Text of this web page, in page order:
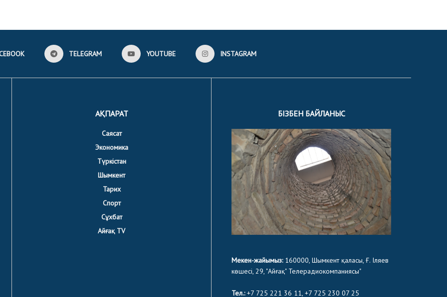
TELEGRAM YOUTUBE INSTAGRAM
АҚПАРАТ
Саясат
Экономика
Түркістан
Шымкент
Тарих
Спорт
Сұхбат
Айғақ TV
БІЗБЕН БАЙЛАНЫС
Мекен-жайымыз:160000, Шымкент қаласы, Ғ. Іляев
көшесі, 29, "Айғақ" Телерадиокомпаниясы"
Тел.:+7 725 221 36 11, +7 725 230 07 25